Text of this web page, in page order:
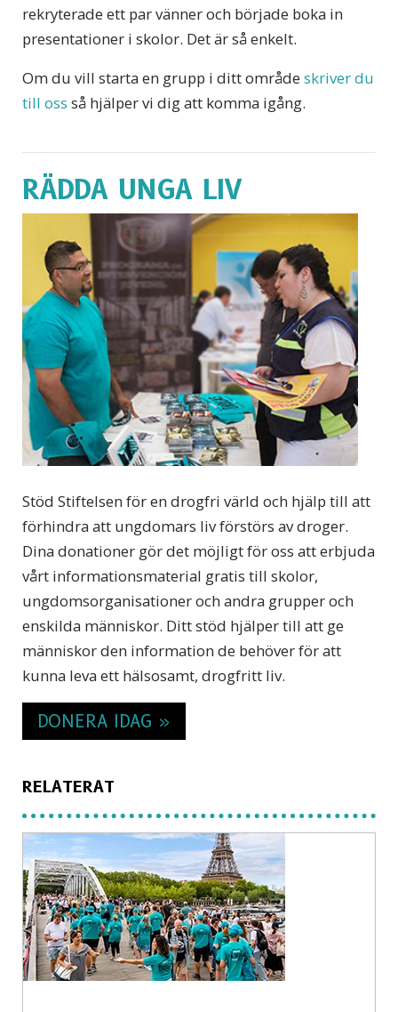
rekryterade ett par vänner och började boka in
presentationer i skolor. Det är så enkelt.
Om du vill starta en grupp i ditt område skriver du
till oss så hjälper vi dig att komma igång.
RÄDDA UNGA LIV
Stöd Stiftelsen för en drogfri värld och hjälp till att
förhindra att ungdomars liv förstörs av droger.
Dina donationer gör det möjligt för oss att erbjuda
vårt informationsmaterial gratis till skolor,
ungdomsorganisationer och andra grupper och
enskilda människor. Ditt stöd hjälper till att ge
människor den information de behöver för att
kunna leva ett hälsosamt, drogfritt liv.
DONERA IDAG »
RELATERAT